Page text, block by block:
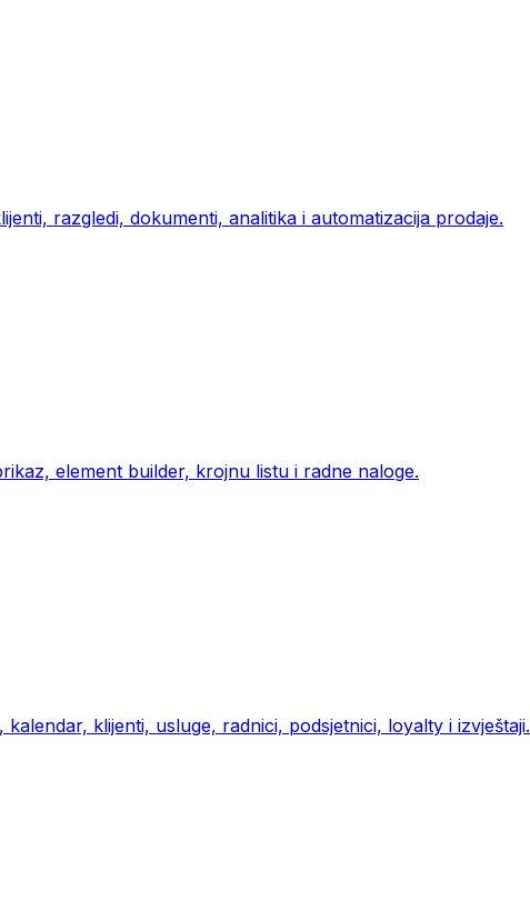
razgledi, dokumenti, analitika i automatizacija prodaje.
element builder, krojnu listu i radne naloge.
klijenti, usluge, radnici, podsjetnici, loyalty i izvještaji.